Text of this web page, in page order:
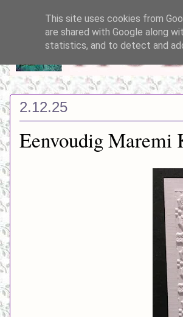
2.12.25
Eenvoudig Maremi
This site uses cookies from
are shared with Google along
statistics, and to detect and